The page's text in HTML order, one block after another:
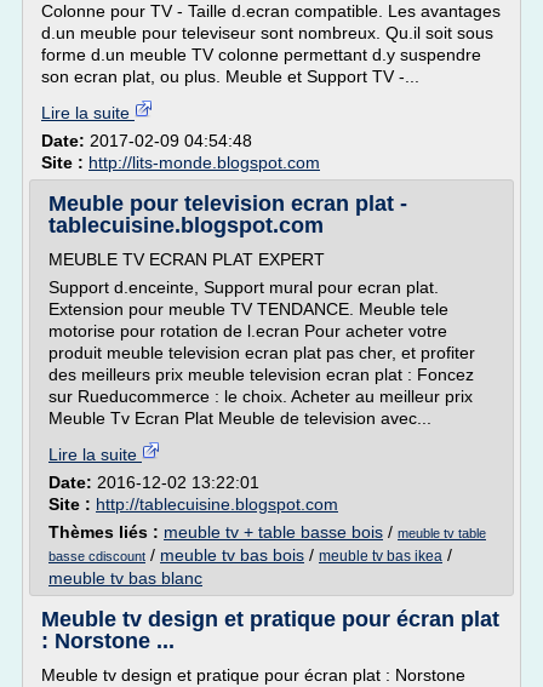
Colonne pour TV - Taille d.ecran compatible. Les avantages
d.un meuble pour televiseur sont nombreux. Qu.il soit sous
forme d.un meuble TV colonne permettant d.y suspendre
son ecran plat, ou plus. Meuble et Support TV -...
Lire la suite
Date: 2017-02-09 04:54:48
Site : http://lits-monde.blogspot.com
Meuble pour television ecran plat -
tablecuisine.blogspot.com
MEUBLE TV ECRAN PLAT EXPERT
Support d.enceinte, Support mural pour ecran plat.
Extension pour meuble TV TENDANCE. Meuble tele
motorise pour rotation de l.ecran Pour acheter votre
produit meuble television ecran plat pas cher, et profiter
des meilleurs prix meuble television ecran plat : Foncez
sur Rueducommerce : le choix. Acheter au meilleur prix
Meuble Tv Ecran Plat Meuble de television avec...
Lire la suite
Date: 2016-12-02 13:22:01
Site : http://tablecuisine.blogspot.com
Thèmes liés : meuble tv + table basse bois / meuble tv table
basse cdiscount / meuble tv bas bois / meuble tv bas ikea /
meuble tv bas blanc
Meuble tv design et pratique pour écran plat
: Norstone ...
Meuble tv design et pratique pour écran plat : Norstone